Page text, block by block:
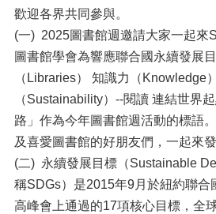
歡迎各界共同參與。
(一) 2025圖書館週邀請大家一起來
圖書館學會為響應聯合國永續發展
（Libraries） 知識力（Knowledge
（Sustainability）--閱讀 連結世界
路」作為今年圖書館週活動的標語
及喜愛圖書館的好朋友們，一起來
(二) 永續發展目標（Sustainable
稱SDGs）是2015年9月於紐約聯合
高峰會上通過的17項核心目標，全